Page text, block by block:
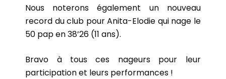
Nous noterons également un nouveau
record du club pour Anita-Elodie qui nage le
50 pap en 38’26 (11 ans).
Bravo à tous ces nageurs pour leur
participation et leurs performances !